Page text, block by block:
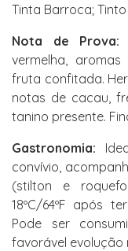
Tinta Barroca; Tinto
Nota de Prova:
vermelha,
fruta confitada.
notas de cacau,
tanino presente.
Gastronomia:
convívio,
(stilton e
18ºC/64ºF após
Pode ser
favorável evolução